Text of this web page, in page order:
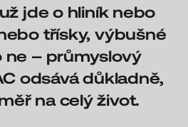
jde o hliník nebo
třísky, výbušné
– průmyslový
odsává důkladně,
na celý život.